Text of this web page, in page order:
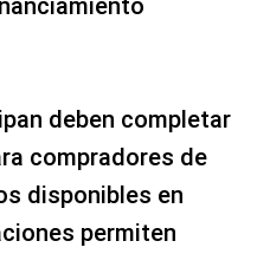
deben completar
compradores de
disponibles en
permiten